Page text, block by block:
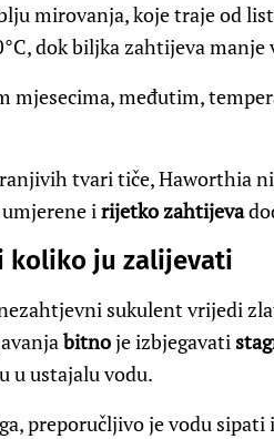
mirovanja, koje traje od
dok biljka zahtijeva manje
mjesecima, međutim,
tvari tiče, Haworthia
irijetko zahtijeva
koliko ju zalijevati
sukulent vrijedi
bitnoje izbjegavati
u ustajalu vodu.
preporučljivo je vodu